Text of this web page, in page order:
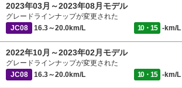
2023年03月～2023年08月モデル
グレードラインナップが変更された
JC08
16.3～20.0km/L 10・15 -km/L
2022年10月～2023年02月モデル
グレードラインナップが変更された
JC08
16.3～20.0km/L 10・15 -km/L